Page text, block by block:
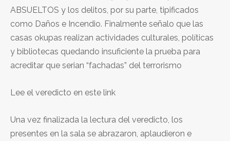
ABSUELTOS y los delitos, por su parte, tipificados
como Daños e Incendio. Finalmente señalo que las
casas okupas realizan actividades culturales, políticas
y bibliotecas quedando insuficiente la prueba para
acreditar que serian “fachadas” del terrorismo
Lee el veredicto en este link
Una vez finalizada la lectura del veredicto, los
presentes en la sala se abrazaron, aplaudieron e